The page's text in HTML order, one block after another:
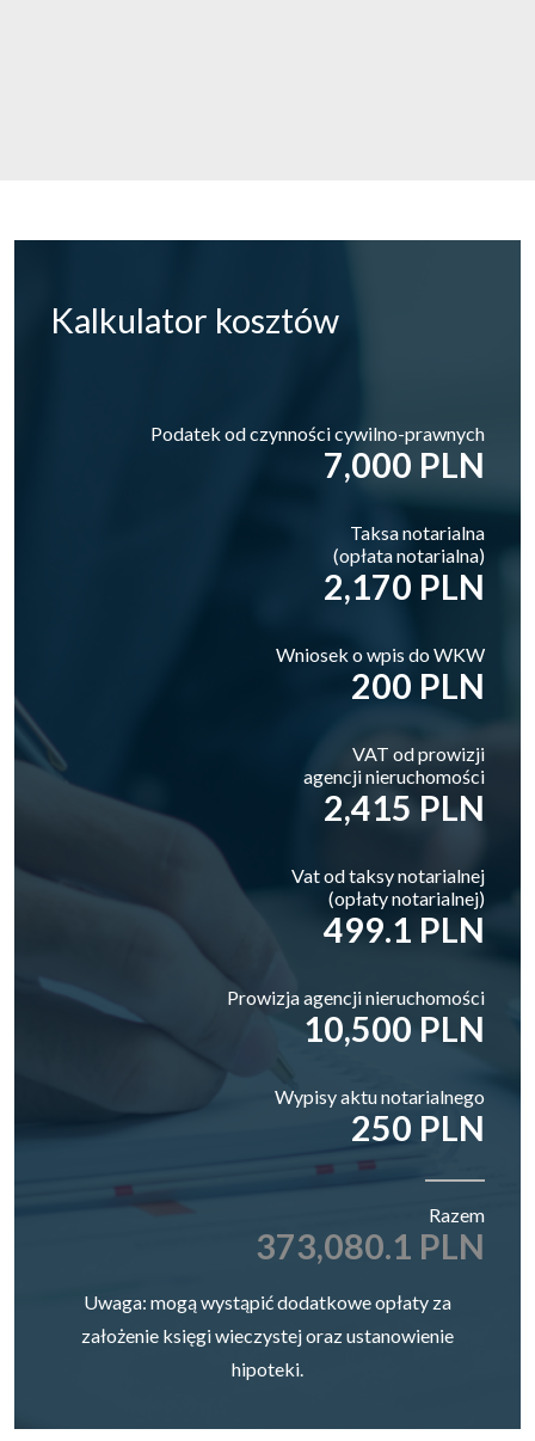
Kalkulator kosztów
Podatek od czynności cywilno-prawnych
7,000 PLN
Taksa notarialna
(opłata notarialna)
2,170 PLN
Wniosek o wpis do WKW
200 PLN
VAT od prowizji
agencji nieruchomości
2,415 PLN
Vat od taksy notarialnej
(opłaty notarialnej)
499.1 PLN
Prowizja agencji nieruchomości
10,500 PLN
Wypisy aktu notarialnego
250 PLN
Razem
373,080.1 PLN
Uwaga: mogą wystąpić dodatkowe opłaty za
założenie księgi wieczystej oraz ustanowienie
hipoteki.